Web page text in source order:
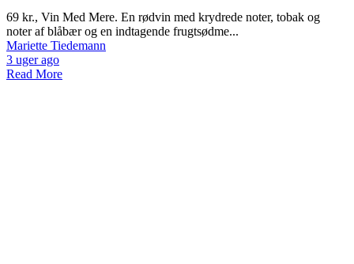
69 kr., Vin Med Mere. En rødvin med krydrede noter, tobak og
noter af blåbær og en indtagende frugtsødme...
Mariette Tiedemann
3 uger ago
Read More